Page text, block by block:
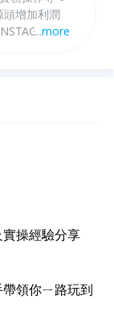
...more
操經驗分享
領你ㄧ路玩到